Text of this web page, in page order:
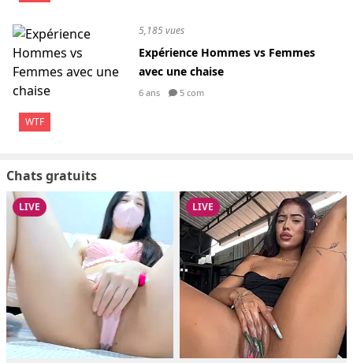
WTF
5,185 vues
Expérience Hommes vs Femmes
avec une chaise
6 ans 5 com
Chats gratuits